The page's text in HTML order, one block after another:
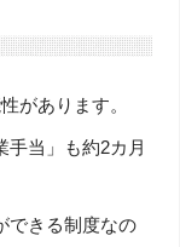
があります。
手当」も約2カ月
できる制度なの